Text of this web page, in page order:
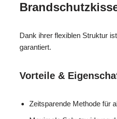
Dank ihrer flexiblen Struktur
garantiert.
Vorteile &
Zeitsparende Methode für